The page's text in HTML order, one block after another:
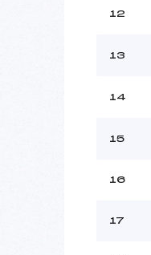
12
13
14
15
16
17